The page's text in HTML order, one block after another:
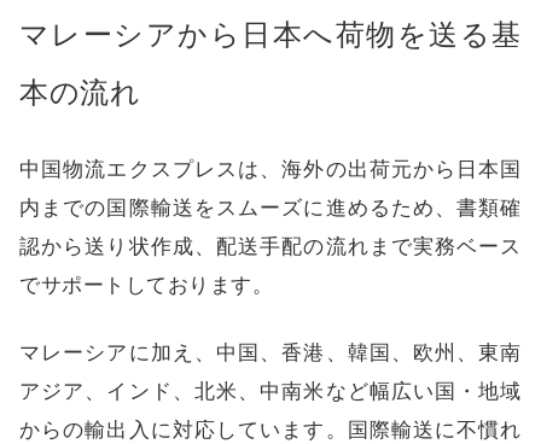
マレーシアから日本へ荷物を送る基
本の流れ
中国物流エクスプレス は、海外の出荷元から日本国
内までの国際輸送をスムーズに進めるため、書類確
認から送り状作成、配送手配の流れまで実務ベース
でサポートしております。
マレーシアに加え、中国、香港、韓国、欧州、東南
アジア、インド、北米、中南米など幅広い国・地域
からの輸出入に対応しています。国際輸送に不慣れ